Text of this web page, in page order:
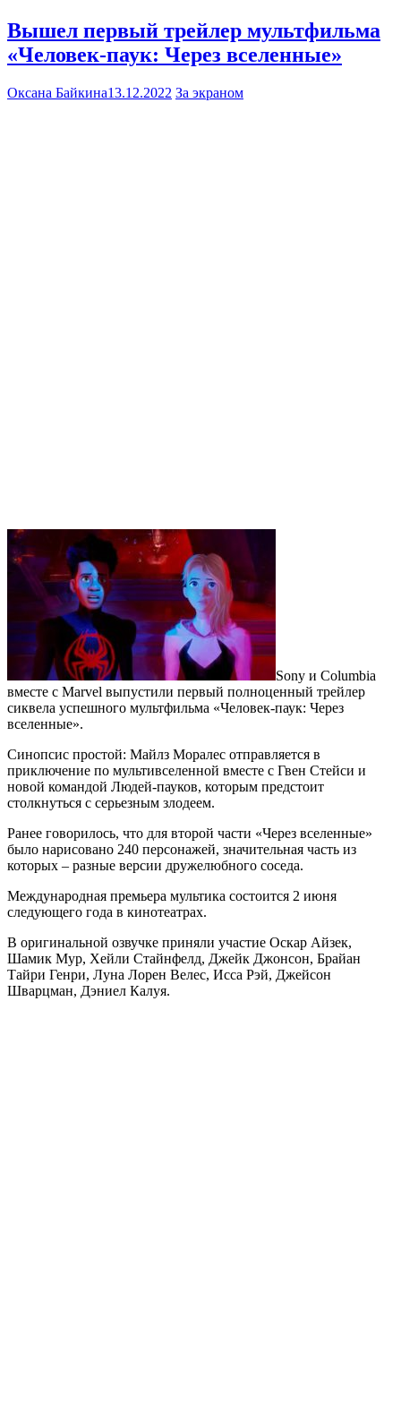
Вышел первый трейлер мультфильма
«Человек-паук: Через вселенные»
Оксана Байкина13.12.2022 За экраном
Sony и Columbia
вместе с Marvel выпустили первый полноценный трейлер
сиквела успешного мультфильма «Человек-паук: Через
вселенные».
Синопсис простой: Майлз Моралес отправляется в
приключение по мультивселенной вместе с Гвен Стейси и
новой командой Людей-пауков, которым предстоит
столкнуться с серьезным злодеем.
Ранее говорилось, что для второй части «Через вселенные»
было нарисовано 240 персонажей, значительная часть из
которых – разные версии дружелюбного соседа.
Международная премьера мультика состоится 2 июня
следующего года в кинотеатрах.
В оригинальной озвучке приняли участие Оскар Айзек,
Шамик Мур, Хейли Стайнфелд, Джейк Джонсон, Брайан
Тайри Генри, Луна Лорен Велес, Исса Рэй, Джейсон
Шварцман, Дэниел Калуя.